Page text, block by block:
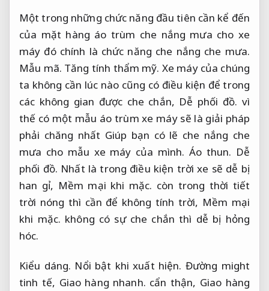
Một trong những chức năng đầu tiên cần kể đến
của mặt hàng áo trùm che nắng mưa cho xe
máy đó chính là chức năng che nắng che mưa.
Mẫu mã. Tăng tính thẩm mỹ. Xe máy của chúng
ta không cần lúc nào cũng có điều kiện để trong
các không gian được che chắn, Dễ phối đồ. vì
thế có một mẫu áo trùm xe máy sẽ là giải pháp
phải chăng nhất Giúp bạn có lẽ che nắng che
mưa cho mẫu xe máy của mình. Áo thun. Dễ
phối đồ. Nhất là trong điều kiện trời xe sẽ dễ bị
han gỉ, Mềm mại khi mặc. còn trong thời tiết
trời nóng thì cần để không tính trời, Mềm mại
khi mặc. không có sự che chắn thì dễ bị hỏng
hóc.
Kiểu dáng. Nổi bật khi xuất hiện. Đường might
tinh tế, Giao hàng nhanh. cẩn thận, Giao hàng